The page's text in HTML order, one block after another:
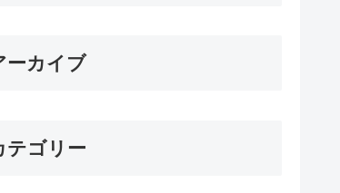
ーカイブ
テゴリー